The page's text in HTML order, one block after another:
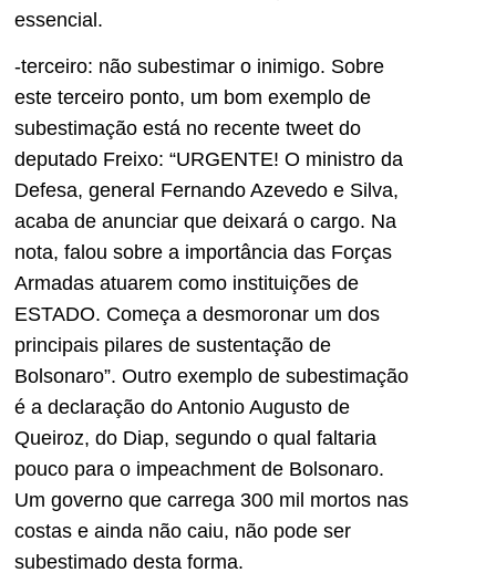
essencial.
-terceiro: não subestimar o inimigo. Sobre
este terceiro ponto, um bom exemplo de
subestimação está no recente tweet do
deputado Freixo: “URGENTE! O ministro da
Defesa, general Fernando Azevedo e Silva,
acaba de anunciar que deixará o cargo. Na
nota, falou sobre a importância das Forças
Armadas atuarem como instituições de
ESTADO. Começa a desmoronar um dos
principais pilares de sustentação de
Bolsonaro”. Outro exemplo de subestimação
é a declaração do Antonio Augusto de
Queiroz, do Diap, segundo o qual faltaria
pouco para o impeachment de Bolsonaro.
Um governo que carrega 300 mil mortos nas
costas e ainda não caiu, não pode ser
subestimado desta forma.